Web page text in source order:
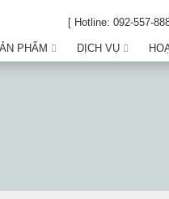
[ Hotline: 092-557-
PHẨM DỊCH VỤ